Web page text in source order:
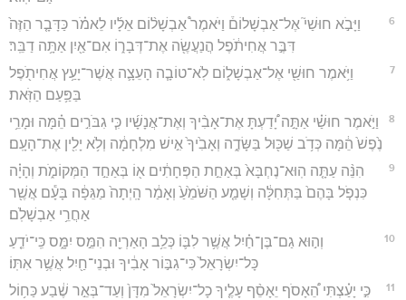
6
וַיָּבֹ֣א חוּשַׁי֮ אֶל־אַבְשָׁלוֹם֒ וַיֹּאמֶר֩ אַבְשָׁל֨וֹם אֵלָ֜יו לֵאמֹ֗ר כַּדָּבָ֤ר הַזֶּה֙
דִּבֶּ֣ר אֲחִיתֹ֔פֶל הֲנַעֲשֶׂ֖ה אֶת־דְּבָר֑וֹ אִם־אַ֖יִן אַתָּ֥ה דַבֵּֽר׃
7
וַיֹּ֥אמֶר חוּשַׁ֖י אֶל־אַבְשָׁל֑וֹם לֹֽא־טוֹבָ֧ה הָעֵצָ֛ה אֲשֶׁר־יָעַ֥ץ אֲחִיתֹ֖פֶל
בַּפַּ֥עַם הַזֹּֽאת׃
8
וַיֹּ֣אמֶר חוּשַׁ֗י אַתָּ֣ה יָ֠דַעְתָּ אֶת־אָבִ֨יךָ וְאֶת־אֲנָשָׁ֜יו כִּ֧י גִבֹּרִ֣ים הֵ֗מָּה וּמָרֵ֥י
נֶ֙פֶשׁ֙ הֵ֔מָּה כְּדֹ֥ב שַׁכּ֖וּל בַּשָּׂדֶ֑ה וְאָבִ֙יךָ֙ אִ֣ישׁ מִלְחָמָ֔ה וְלֹ֥א יָלִ֖ין אֶת־הָעָֽם׃
9
הִנֵּ֨ה עַתָּ֤ה הֽוּא־נֶחְבָּא֙ בְּאַחַ֣ת הַפְּחָתִ֔ים א֖וֹ בְּאַחַ֣ד הַמְּקוֹמֹ֑ת וְהָיָ֗ה
כִּנְפֹ֤ל בָּהֶם֙ בַּתְּחִלָּ֔ה וְשָׁמַ֤ע הַשֹּׁמֵ֙עַ֙ וְאָמַ֔ר הָֽיְתָה֙ מַגֵּפָ֔ה בָּעָ֕ם אֲשֶׁ֖ר
אַחֲרֵ֥י אַבְשָׁלֹֽם׃
10
וְה֣וּא גַם־בֶּן־חַ֗יִל אֲשֶׁ֥ר לִבּ֛וֹ כְּלֵ֥ב הָאַרְיֵ֖ה הִמֵּ֣ס יִמָּ֑ס כִּֽי־יֹדֵ֤עַ
כָּל־יִשְׂרָאֵל֙ כִּי־גִבּ֣וֹר אָבִ֔יךָ וּבְנֵי־חַ֖יִל אֲשֶׁ֥ר אִתּֽוֹ׃
11
כִּ֣י יָעַ֗צְתִּי הֵ֠אָסֹף יֵאָסֵ֨ף עָלֶ֤יךָ כָל־יִשְׂרָאֵל֙ מִדָּן֙ וְעַד־בְּאֵ֣ר שֶׁ֔בַע כַּח֥וֹל